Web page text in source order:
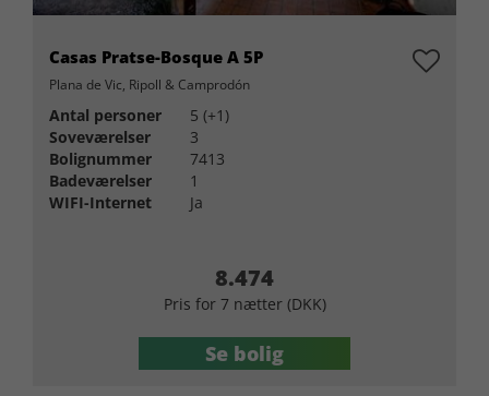
Casas Pratse-Bosque A 5P
Plana de Vic, Ripoll & Camprodón
Antal personer
5 (+1)
Soveværelser
3
Bolignummer
7413
Badeværelser
1
WIFI-Internet
Ja
8.474
Pris for 7 nætter (DKK)
Se bolig